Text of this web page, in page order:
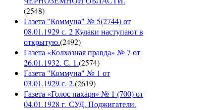
(2548)
Газета "Коммуна" № 5(2744) от
08.01.1929 с. 2 Кулаки наступают в
открытую.(2492)
Газета «Колхозная правда» № 7 от
26.01.1932. С. 1.(2574)
Газета "Коммуна" № 1 от
03.01.1929 с. 2.(2619)
Газета «Голос пахаря» № 1 (700) от
04.01.1928 г. СУД. Поджигатели.